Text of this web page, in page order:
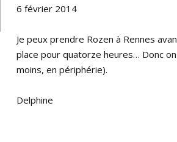
6 février 2014
Je peux prendre Rozen à Rennes
place pour quatorze heures… Donc
moins, en périphérie).
Delphine